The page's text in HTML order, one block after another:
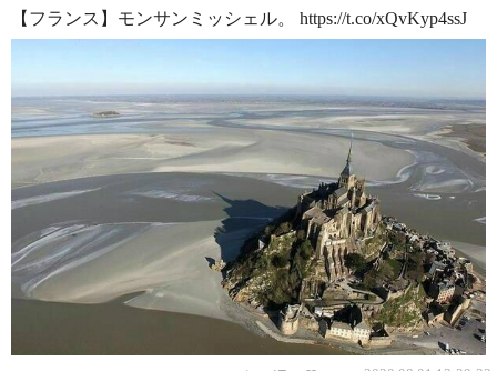
【フランス】モンサンミッシェル。 https://t.co/xQvKyp4ssJ